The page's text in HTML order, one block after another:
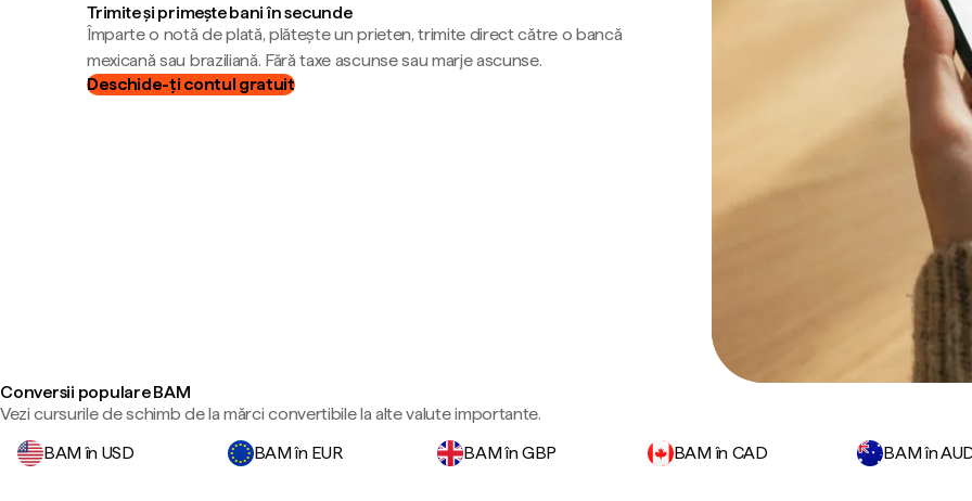
Trimite și primește bani în secunde
Împarte o notă de plată, plătește un prieten, trimite direct către o bancă
mexicană sau braziliană. Fără taxe ascunse sau marje ascunse.
Deschide-ți contul gratuit
Conversii populare BAM
Vezi cursurile de schimb de la mărci convertibile la alte valute importante.
BAM în USD
BAM în EUR BAM în GBP BAM în CAD BAM în